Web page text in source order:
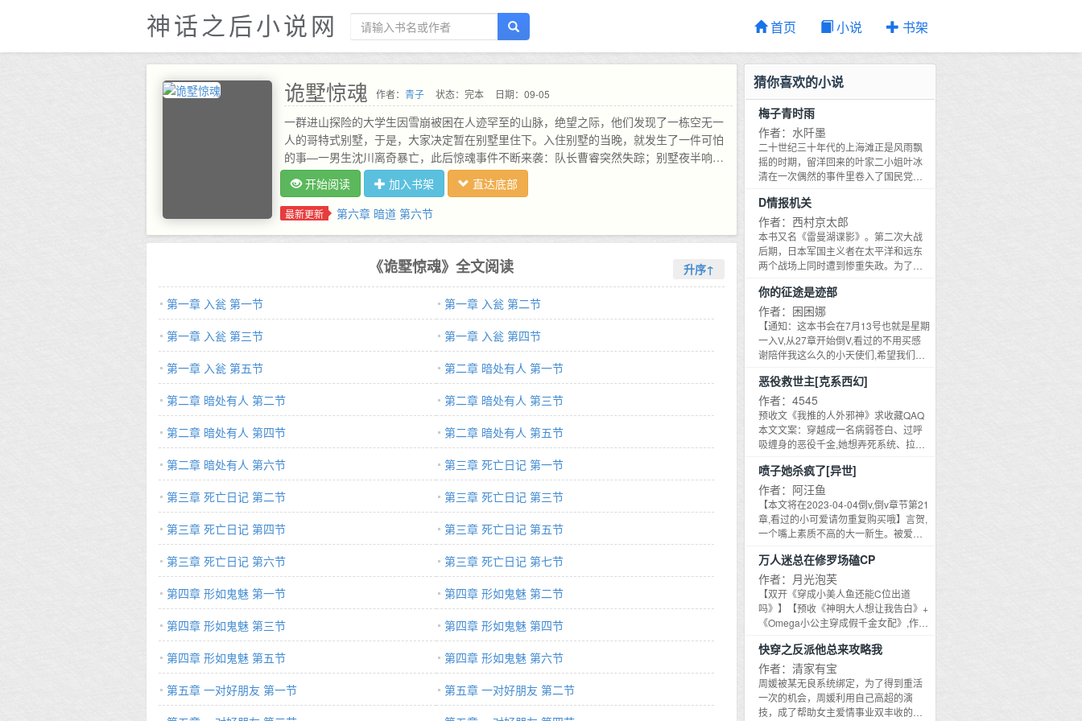
神话之后小说网 首页 小说 书架
诡墅惊魂 作者： 青子 状态：完本 日期：09-05
一群进山探险的大学生因雪崩被困在人迹罕至的山脉，绝望之际，他们发现了一栋空无一
人的哥特式别墅，于是，大家决定暂在别墅里住下。入住别墅的当晚，就发生了一件可怕
的事—一男生沈川离奇暴亡，此后惊魂事件不断来袭：队长曹睿突然失踪；别墅夜半响起
钢琴声，却无人演奏：游魂三番五次骚扰这群不速之客……后来，一女生在一件红色风衣
里发现了一本奇怪的日记本，上面的内容令人不寒而栗！隐匿在暗处的危险，每一刻都在
悄悄发酵……锣鼓已经敲过，戏要正式开场，更可怕的阴谋即将登场。…
开始阅读 加入书架 直达底部
最新更新 第六章 暗道 第六节
《诡墅惊魂》全文阅读 升序↑
第一章 入瓮 第一节
第一章 入瓮 第二节
第一章 入瓮 第三节
第一章 入瓮 第四节
第一章 入瓮 第五节
第二章 暗处有人 第一节
第二章 暗处有人 第二节
第二章 暗处有人 第三节
第二章 暗处有人 第四节
第二章 暗处有人 第五节
第二章 暗处有人 第六节
第三章 死亡日记 第一节
第三章 死亡日记 第二节
第三章 死亡日记 第三节
第三章 死亡日记 第四节
第三章 死亡日记 第五节
第三章 死亡日记 第六节
第三章 死亡日记 第七节
第四章 形如鬼魅 第一节
第四章 形如鬼魅 第二节
第四章 形如鬼魅 第三节
第四章 形如鬼魅 第四节
第四章 形如鬼魅 第五节
第四章 形如鬼魅 第六节
第五章 一对好朋友 第一节
第五章 一对好朋友 第二节
猜你喜欢的小说
梅子青时雨
作者：水阡墨
二十世纪三十年代的上海滩正是风雨飘
摇的时期，留洋回来的叶家二小姐叶冰
清在一次偶然的事件里卷入了国民党和
原本欣赏和喜欢的老师秦时月推到了对
手的阵营。从此，善恶混淆不明，是非
常常颠倒。到底谁才是伙伴，谁又是敌
人？叶冰清拿着唯一的救命稻草该如何
找到真相？
D情报机关
作者：西村京太郎
本书又名《雷曼湖谍影》。第二次大战
后期，日本军国主义者在太平洋和远东
两个战场上同时遭到惨重失政。为了维
派遣海军中佐关谷直人以日本驻瑞士大
使馆武官的身份，潜入瑞士购买急需的
战略物资水银，从而引起了英国、德国
和苏联情报机关的密切关注，并由此导
致了一场极其秘密、惊心动魄的多角情
车被炸，购买水银的黄金被盗而展开，
以关谷追寻黄金并侦察化名为D的美国情
报机关要人为主线，以关谷为挽救日本
彻底失败的命运而幻想同美国媾和最后
竟惨遭日本军国主义分子杀害为结局，
情节波澜起伏，悬念层出不穷，人物刻
划极为深刻细腻。该作兼具文艺小说、
历史小说、间谍小说及推理小说的特
点。
你的征途是迹部
作者：困困娜
【通知：这本书会在7月13号也就是星期
一入V,从27章开始倒V,看过的不用买感
谢陪伴我这么久的小天使们,希望我们还
努力装逼的好姑娘,绷着英式淑女的外表
从没崩过盘。直到有一天,一个天杀的系
统告诉她：唯一攻略对象,冰之帝王迹部
鹤莲,？？？放过迹部君吧,他好不容易才
熬过满世界接盘的日子！随之而来的系
家任务？银时：爸爸我费心费力把如花
似玉的女儿养大,立刻便宜了臭小子（爸
爸）狱寺：交于彭格列的重要任务,被里
包恩先生寄予众望委托我前来担任恋爱
课程的家庭教师（家教）彩子：大学社
团推出的活动,帮助有恋爱困难的小妹妹
（知心大姐头）须王：小鹤莲！
（……）鹤莲：下一个！须王：不要闹
情绪哦,快给爸爸开门！银时：来吧打一
架吧,游戏手柄不能同时让两人握住,这个
房子里只能有一个爸爸！=====迹部：
有时候会觉得你的表情很有意思鹤莲：
那就是我疯狂吐槽的时候,如果我最后成
了一个吐槽役搞笑艺人,你还会爱我吗？
迹部：？？？=====1.男主角是迹部君！
2.主世界小黄球,综银他妈,意大利拆迁办,
那年夏天篮球队,金碧辉煌男公关部3.一
切时空融合的锅都是彭格列的4.养成帝
恶役救世主[克系西幻]
作者：4545
预收文《我推的人外邪神》求收藏QAQ
本文文案：穿越成一名病弱苍白、过呼
吸缠身的恶役千金,她想弄死系统、拉拢
一切都是假的——系统也好,反派也罢,一
切都只是神明的游戏！黑暗中的窥视无
处不在,牠们窃窃私语,诱人疯狂,邪神复
苏、神临大地的大时代到来,没人关心文
明会摧毁,真正的大人物只想趁机抓住成
变好了, 既然这是个普通人活不下去的时
代,那就让所有人都不普通好了！面对克
苏鲁邪神们,她把整个世界拉下水,放出赛
博游戏的大招——脑机上传后的人类成
为真正的超脱,不死的子民犹如蝗虫,啃噬
末日。过呼吸病弱少女 疯批女皇的成长
史。皇太子、圣子、正神、邪神、资本
家、皇帝……几乎所有人都想杀我,连我
自己都不放过我,我让世界和平,所有人却
都瑟瑟发抖,你说,这是为什么呀?对着面
前的平胸少女,头上长有半个龙角的男人
喷子她杀疯了[异世]
作者：阿汪鱼
【本文将在2023-04-04倒v,倒v章节第21
章,看过的小可爱请勿重复购买哦】言贺,
一个嘴上素质不高的大一新生。被爱慕
尸游戏。刚进游戏就因出色的表现被系
统赋予成就【喷子】。本以为自己的成
就已经够奇葩了,转眼就遇见了个头顶
【恋爱脑】的帅哥。定睛一看——前男
友。好在游戏是团队游戏,陆续遇见两名
【破晓】一成立就轰动了整个基地。先
是打破阵营重立规矩,再是识破系统阴谋
统一基地。本以为终于可以安稳度日了,
没想到人家根本不知足。不仅摧毁了压
迫孕育者的实验室,还火烧了丰收者的麦
万人迷总在修罗场磕CP
作者：月光泡芙
【双开《穿成小美人鱼还能C位出道
吗》】【预收《神明大人想让我告白》+
《Omega小公主穿成假千金女配》,作者
星捧月的小公主,一朝撞到头,林晚星才发
现,自己所在的世界竟然是一本漫画。
——不幸的是,她根本记不起剧情！迷茫
的小公主抬头,看见了被她撞到的,传闻中
的高岭之花转学生,沈曦光。——这么好
快穿之反派他总来攻略我
作者：清家有宝
周媛被某无良系统绑定，为了得到重活
一次的机会，周媛利用自己高超的演
技，成了帮助女主爱情事业双丰收的工